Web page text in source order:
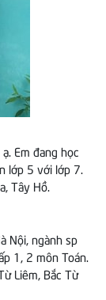
Em đang học
lớp 5 với lớp 7.
Tây Hồ.
Nội, ngành sp
1, 2 môn Toán.
Liêm, Bắc Từ